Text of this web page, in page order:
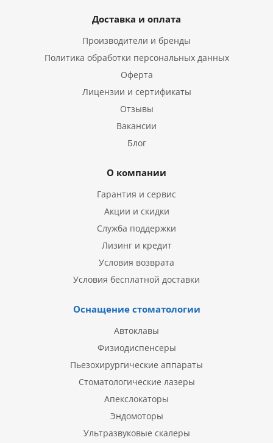
Доставка и оплата
Производители и бренды
Политика обработки персональных данных
Оферта
Лицензии и сертификаты
Отзывы
Вакансии
Блог
О компании
Гарантия и сервис
Акции и скидки
Служба поддержки
Лизинг и кредит
Условия возврата
Условия бесплатной доставки
Оснащение стоматологии
Автоклавы
Физиодиспенсеры
Пьезохирургические аппараты
Стоматологические лазеры
Апекслокаторы
Эндомоторы
Ультразвуковые скалеры